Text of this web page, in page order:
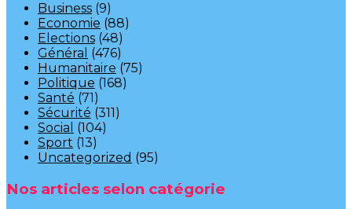
Business (9)
Economie (88)
Elections (48)
Général (476)
Humanitaire (75)
Politique (168)
Santé (71)
Sécurité (311)
Social (104)
Sport (13)
Uncategorized (95)
Nos articles selon catégorie